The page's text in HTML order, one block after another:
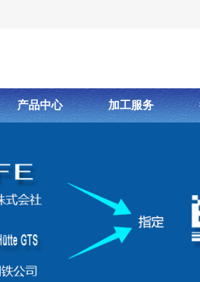
产品中心 加工服务